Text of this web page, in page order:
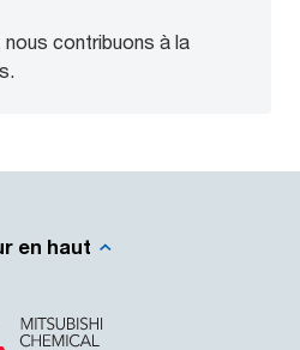
contribuons à la
en haut